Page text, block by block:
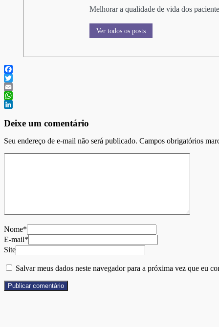
Melhorar a qualidade de vida dos
Ver todos os posts
Facebook
Twitter
Email
WhatsApp
Deixe um comentário
Seu endereço de e-mail não será publicado. Campos obrigatórios
Nome*
E-mail*
Site
Salvar meus dados neste navegador para a próxima vez que eu